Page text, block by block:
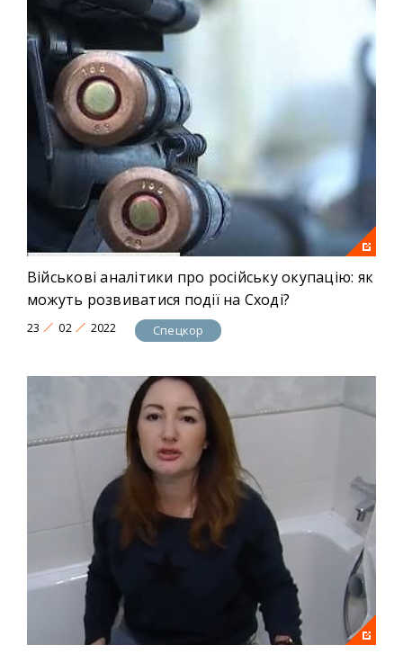
Військові аналітики про російську окупацію: як
можуть розвиватися події на Сході?
23 02 2022 Спецкор